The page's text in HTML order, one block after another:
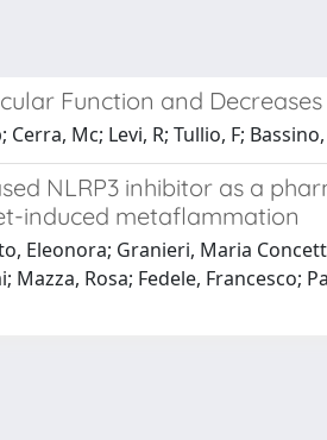
Function and
Mc; Levi, R; Tullio, F;
NLRP3 inhibitor as a
induced metaflammation
Eleonora; Granieri, Maria
Rosa; Fedele, Francesco;